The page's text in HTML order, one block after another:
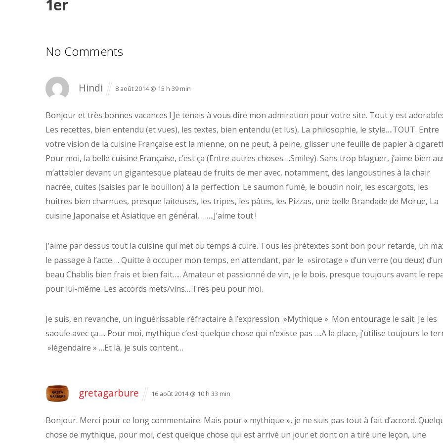
1er
No Comments
Hindi 8 août 2014 @ 15 h 39 min
Bonjour et très bonnes vacances ! Je tenais à vous dire mon admiration pour votre site. Tout y est adorable:
Les recettes, bien entendu (et vues), les textes, bien entendu (et lus), La philosophie, le style….TOUT. Entre
votre vision de la cuisine Française est la mienne, on ne peut, à peine, glisser une feuille de papier à
Pour moi, la belle cuisine Française, c’est ça (Entre autres choses….Smiley). Sans trop blaguer, j’aime bien
m’attabler devant un gigantesque plateau de fruits de mer avec, notamment, des langoustines à la chair
nacrée, cuites (saisies par le bouillon) à la perfection. Le saumon fumé, le boudin noir, les escargots, les
huîtres bien charnues, presque laiteuses, les tripes, les pâtes, les Pizzas, une belle Brandade de Morue, La
cuisine Japonaise et Asiatique en général, …….J’aime tout !
J’aime par dessus tout la cuisine qui met du temps à cuire. Tous les prétextes sont bon pour retarde, un
le passage à l’acte…. Quitte à occuper mon temps, en attendant, par le »sirotage » d’un verre (ou deux) d’un
beau Chablis bien frais et bien fait….. Amateur et passionné de vin, je le bois, presque toujours avant le
pour lui-même. Les accords mets/vins….Très peu pour moi.
Je suis, en revanche, un inguérissable réfractaire à l’expression »Mythique ». Mon entourage le sait. Je les
saoule avec ça…. Pour moi, mythique c’est quelque chose qui n’existe pas ….A la place, j’utilise toujours le
»légendaire » …Et là, je suis content…
gretagarbure 16 août 2014 @ 10 h 33 min
Bonjour. Merci pour ce long commentaire. Mais pour « mythique », je ne suis pas tout à fait d’accord.
chose de mythique, pour moi, c’est quelque chose qui est arrivé un jour et dont on a tiré une leçon, une